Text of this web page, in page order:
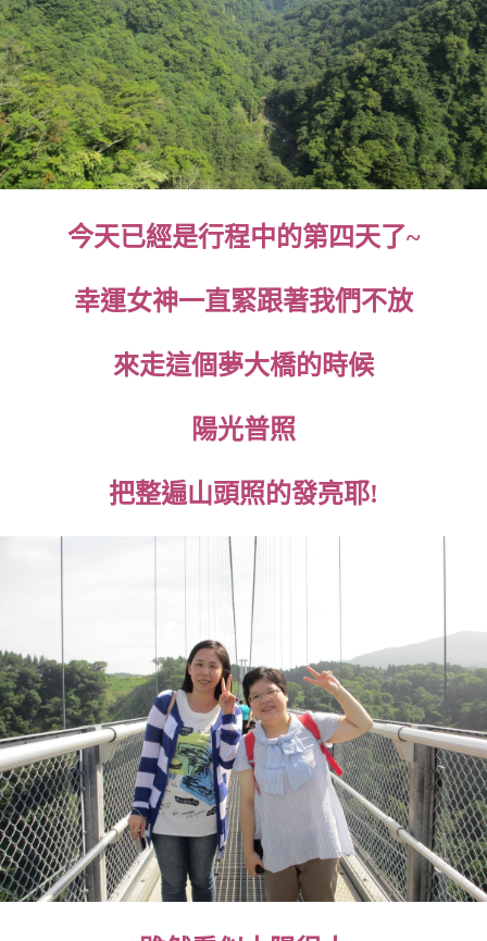
今天已經是行程中的第四天了~
幸運女神一直緊跟著我們不放
來走這個夢大橋的時候
陽光普照
把整遍山頭照的發亮耶!